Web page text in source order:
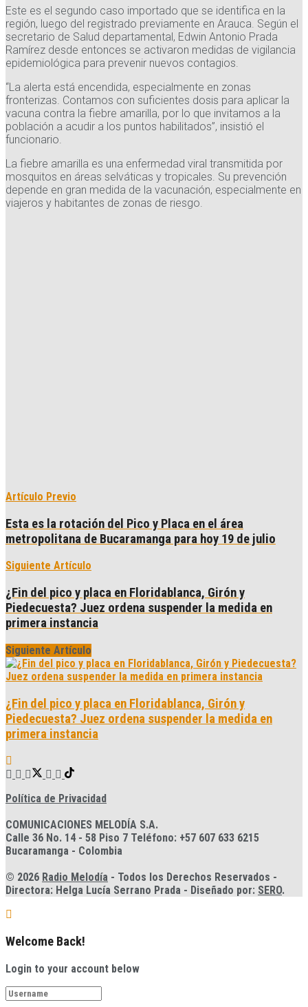
Este es el segundo caso importado que se identifica en la
región, luego del registrado previamente en Arauca. Según el
secretario de Salud departamental, Edwin Antonio Prada
Ramírez desde entonces se activaron medidas de vigilancia
epidemiológica para prevenir nuevos contagios.
“La alerta está encendida, especialmente en zonas
fronterizas. Contamos con suficientes dosis para aplicar la
vacuna contra la fiebre amarilla, por lo que invitamos a la
población a acudir a los puntos habilitados”, insistió el
funcionario.
La fiebre amarilla es una enfermedad viral transmitida por
mosquitos en áreas selváticas y tropicales. Su prevención
depende en gran medida de la vacunación, especialmente en
viajeros y habitantes de zonas de riesgo.
Artículo Previo
Esta es la rotación del Pico y Placa en el área
metropolitana de Bucaramanga para hoy 19 de julio
Siguiente Artículo
¿Fin del pico y placa en Floridablanca, Girón y
Piedecuesta? Juez ordena suspender la medida en
primera instancia
Siguiente Artículo
¿Fin del pico y placa en Floridablanca, Girón y
Piedecuesta? Juez ordena suspender la medida en
primera instancia
Política de Privacidad
COMUNICACIONES MELODÍA S.A.
Calle 36 No. 14 - 58 Piso 7 Teléfono: +57 607 633 6215
Bucaramanga - Colombia
© 2026 Radio Melodía - Todos los Derechos Reservados -
Directora: Helga Lucía Serrano Prada - Diseñado por: SERO.
Welcome Back!
Login to your account below